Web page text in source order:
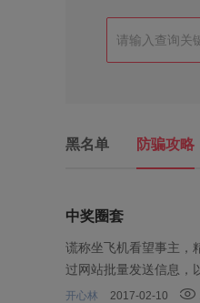
黑名单 防骗攻略
中奖圈套
谎称坐飞机看望事主，
过网站批量发送信息，
开心林 2017-02-10